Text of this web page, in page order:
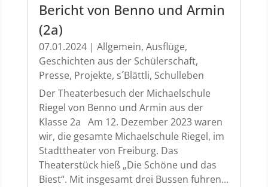
Bericht von Benno und Armin
(2a)
07.01.2024| Allgemein, Ausflüge,
Geschichten aus der Schülerschaft,
Presse, Projekte, s´Blättli, Schulleben
Der Theaterbesuch der Michaelschule
Riegel von Benno und Armin aus der
Klasse 2a Am 12. Dezember 2023 waren
wir, die gesamte Michaelschule Riegel, im
Stadttheater von Freiburg. Das
Theaterstück hieß „Die Schöne und das
Biest“. Mit insgesamt drei Bussen fuhren...